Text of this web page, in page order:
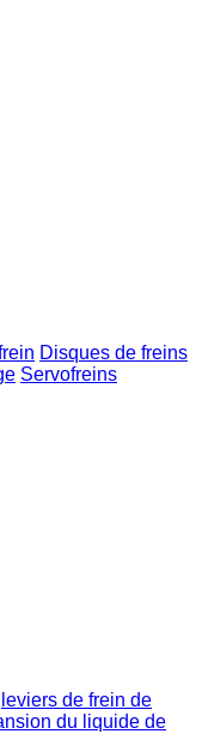
Disques de freins
Servofreins
leviers de frein de
du liquide de